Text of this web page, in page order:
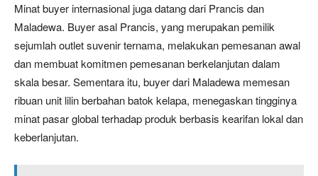
Minat buyer internasional juga datang dari Prancis dan
Maladewa. Buyer asal Prancis, yang merupakan pemilik
sejumlah outlet suvenir ternama, melakukan pemesanan awal
dan membuat komitmen pemesanan berkelanjutan dalam
skala besar. Sementara itu, buyer dari Maladewa memesan
ribuan unit lilin berbahan batok kelapa, menegaskan tingginya
minat pasar global terhadap produk berbasis kearifan lokal dan
keberlanjutan.